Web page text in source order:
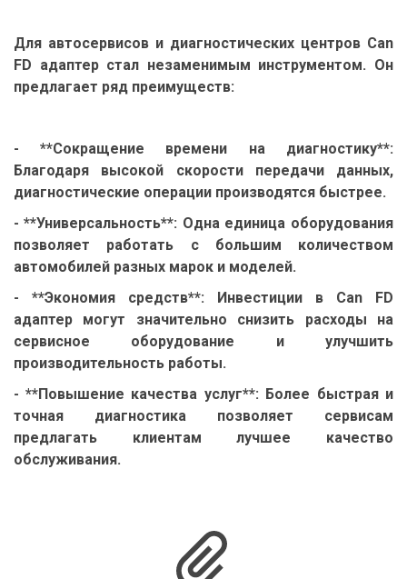
Для автосервисов и диагностических центров Can
FD адаптер стал незаменимым инструментом. Он
предлагает ряд преимуществ:
- **Сокращение времени на диагностику**:
Благодаря высокой скорости передачи данных,
диагностические операции производятся быстрее.
- **Универсальность**: Одна единица оборудования
позволяет работать с большим количеством
автомобилей разных марок и моделей.
- **Экономия средств**: Инвестиции в Can FD
адаптер могут значительно снизить расходы на
сервисное оборудование и улучшить
производительность работы.
- **Повышение качества услуг**: Более быстрая и
точная диагностика позволяет сервисам
предлагать клиентам лучшее качество
обслуживания.